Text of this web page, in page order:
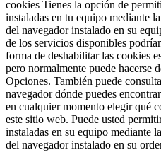
cookies Tienes la opción de
instaladas en tu equipo mediante
del navegador instalado en su
de los servicios disponibles
forma de deshabilitar las cookies
pero normalmente puede hacerse
Opciones. También puede
navegador dónde puedes
en cualquier momento elegir qué
este sitio web. Puede usted
instaladas en su equipo mediante
del navegador instalado en su